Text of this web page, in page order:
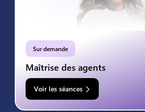
Sur demande
Maîtrise des agents
Voir les séances